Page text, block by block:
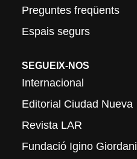
Preguntes freqüents
Espais segurs
SEGUEIX-NOS
Internacional
Editorial Ciudad Nueva
Revista LAR
Fundació Igino Giordani